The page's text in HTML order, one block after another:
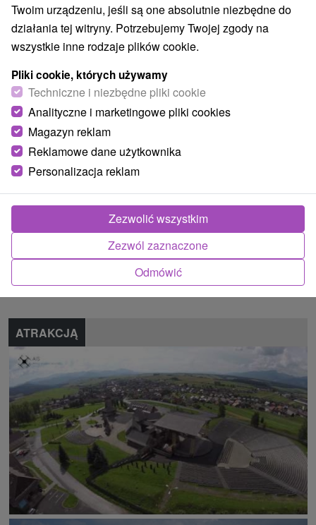
Region turystyczny
Slovensko, Žilinský kraj
Znalazłeś błąd lub chcesz polecić nam nową atrakcję
Zgłoś błąd
ATRAKCJĄ
Twoim urządzeniu, jeśli są one absolutnie niezbędne do
działania tej witryny. Potrzebujemy Twojej zgody na
wszystkie inne rodzaje plików cookie.
Pliki cookie, których używamy
Techniczne i niezbędne pliki cookie
Analityczne i marketingowe pliki cookies
Magazyn reklam
Reklamowe dane użytkownika
Personalizacja reklam
Odmówić
Zezwól zaznaczone
Zezwolić wszystkim